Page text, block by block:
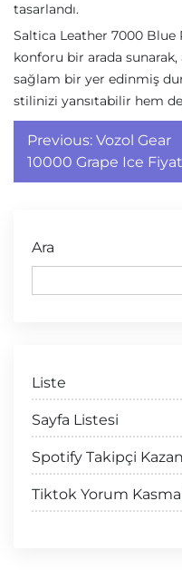
tasarlandı.
Saltica Leather 7000 Blue
konforu bir arada sunarak,
sağlam bir yer edinmiş
stilinizi yansıtabilir hem
Yazı
gezinmesi
Previous: Vozol Gear
10000 Grape Ice Fiyat
Ara
Liste
Sayfa Listesi
Spotify Takipçi
Tiktok Yorum